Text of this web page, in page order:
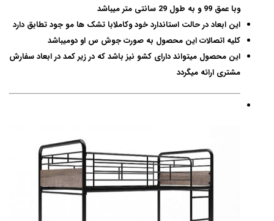
وبا عمق 99 و به طول 29 سانتی متر میباشد
این ابعاد در حالت استاندارد خود وکاملابا تشک ها مو جود تطابق دارد
کلیه اتصالات این محصول به صورت جوش س او دومیباشد
این محصول میتواند دارای کشو نیز باشد که در زیر کمد در ابعاد سفارش
مشتری ارائه میگردد